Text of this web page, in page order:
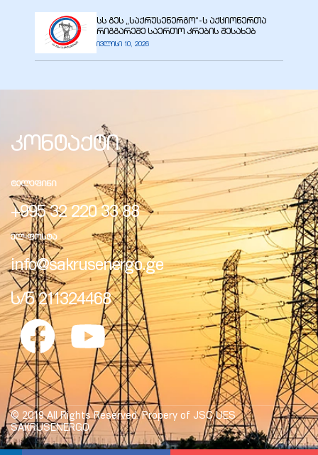
სს გეს „საქრუსენერგო“-ს აქციონერთა
რიგგარეშე საერთო კრების შესახებ
ივლისი 10, 2026
კონტაქტი
ᲢᲔᲚᲔᲤᲘᲜᲘ
+995 32 220 33 88
ᲔᲚ-ᲤᲝᲡᲢᲐ
info@sakrusenergo.ge
ს/ნ 211324468
© 2019 All Rights Reserved. Propery of JSC UES
SAKRUSENERGO